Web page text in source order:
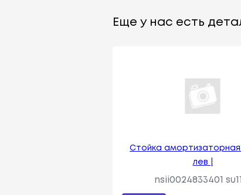
Еще у нас есть
Стойка
лев |
nsii0024833401